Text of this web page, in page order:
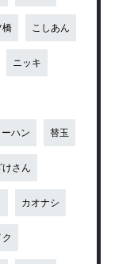
橋 こしあん
ニッキ
ハン 替玉
けさん
カオナシ
ク